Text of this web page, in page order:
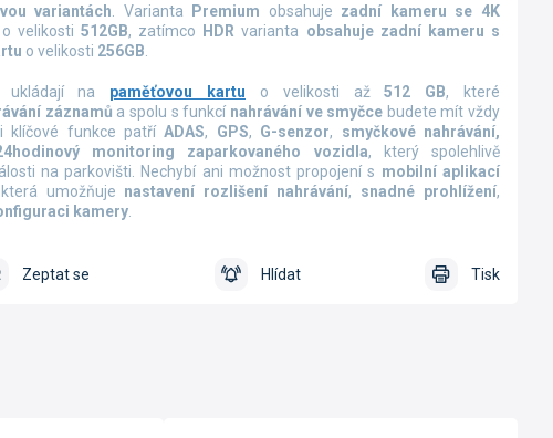
variantách . Varianta Premium obsahuje zadní kameru se 4K
o velikosti 512GB, zatímco HDR varianta obsahuje zadní kameru s
o velikosti 256GB
ukládají na paměťovou kartu o velikosti až 512 GB, které
záznamů a spolu s funkcí nahrávání ve smyčce budete mít vždy
klíčové funkce patříADAS, GPS, G-senzor, smyčkové nahrávání,
monitoring zaparkovaného vozidla, který spolehlivě
na parkovišti. Nechybí ani možnost propojení s mobilní aplikací
umožňuje nastavení rozlišení nahrávání, snadné prohlížení,
kamery
Tisk
Zeptat se Hlídat